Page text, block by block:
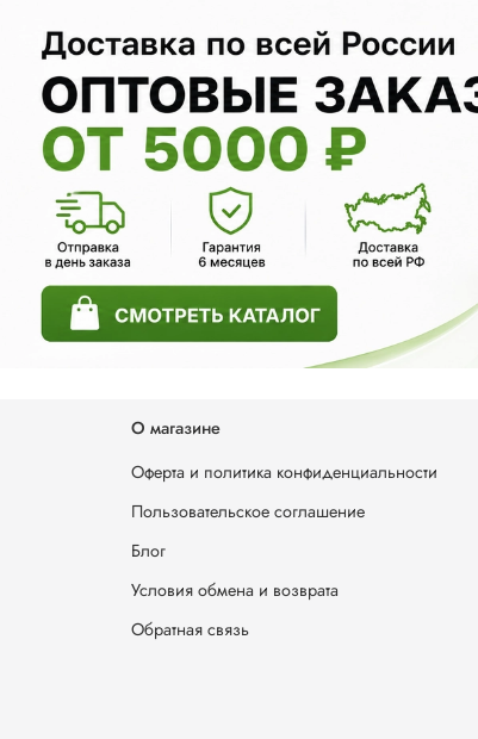
О магазине
Оферта и политика конфиденциальности
Пользовательское соглашение
Блог
Условия обмена и возврата
Обратная связь